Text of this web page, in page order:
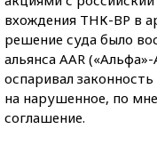
вхождения ТНК-BP в
решение суда было
альянса AAR
оспаривал
на нарушенное, по
соглашение.